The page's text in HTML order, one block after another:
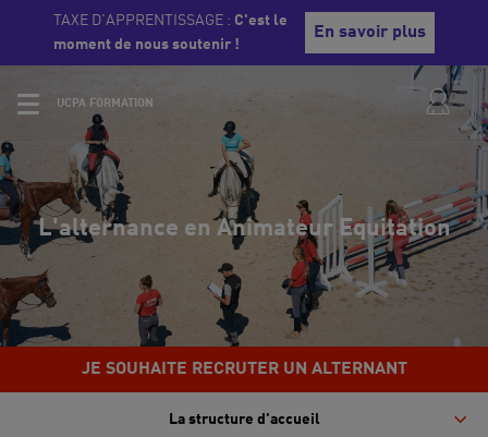
TAXE D'APPRENTISSAGE : C'est le
moment de nous soutenir !
En savoir plus
UCPA FORMATION
L'alternance en Animateur Equitation
JE SOUHAITE RECRUTER UN ALTERNANT
La structure d'accueil